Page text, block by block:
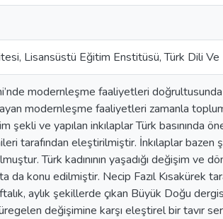
Lisansüstü Eğitim Enstitüsü, Türk Dili Ve
modernleşme faaliyetleri
modernleşme faaliyetleri zamanla
şekli ve yapılan inkılaplar Türk basınında
tarafından eleştirilmiştir. İnkılaplar bazen
Türk kadınının yaşadığı değişim
da konu edilmiştir. Necip Fazıl Kısakürek
aylık şekillerde çıkan Büyük Doğu
değişimine karşı eleştirel bir tavır